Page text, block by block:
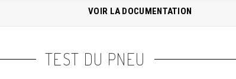
VOIR LA DOCUMENTATION
TEST DU PNEU